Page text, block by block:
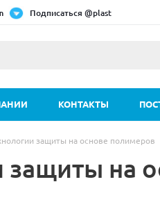
Подписаться @plast
КОНТАКТЫ
защиты на основе полимеров
на